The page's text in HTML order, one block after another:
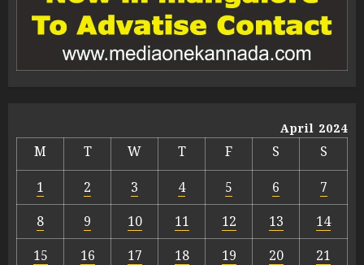
April 2024
M T W T F S
S
1
2 3 4 5 6
7
8
9 10 11 12 13
14
15
16 17 18 19 20
21